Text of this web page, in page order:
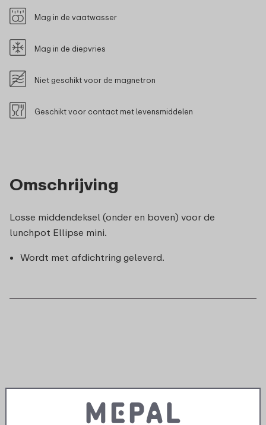
Omschrijving
Losse middendeksel (onder en boven) voor de
lunchpot Ellipse mini.
Wordt met afdichtring geleverd.
Mag in de vaatwasser
Mag in de diepvries
Niet geschikt voor de magnetron
Geschikt voor contact met levensmiddelen